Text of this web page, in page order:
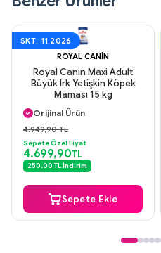
SKT: 11.2026
ROYAL CANIN
Royal Canin Maxi Adult
Büyük Irk Yetişkin Köpek
Maması 15 kg
Aynı Gün Kargo
Orijinal Ürün
Güvenli Ödeme
Aynı Gün Kargo
4.949,90 TL
Sepete Özel Fiyat
4.699,90TL
250,00 TL İndirim
Sepete Ekle